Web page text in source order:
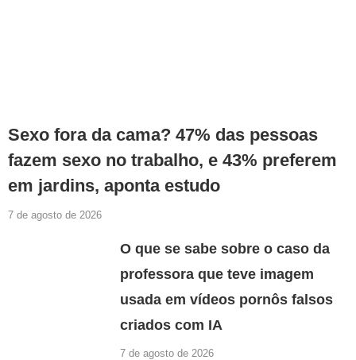
Sexo fora da cama? 47% das pessoas
fazem sexo no trabalho, e 43% preferem
em jardins, aponta estudo
7 de agosto de 2026
O que se sabe sobre o caso da
professora que teve imagem
usada em vídeos pornôs falsos
criados com IA
7 de agosto de 2026